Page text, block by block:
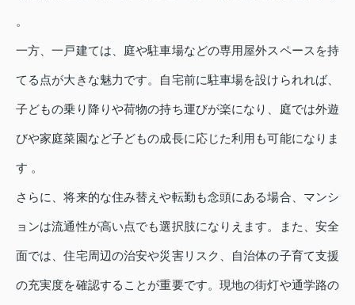
。
一方、一戸建ては、庭や駐車場などの専用屋外スペースを持
てる点が大きな魅力です。自宅前に駐車場を設けられれば、
子どもの乗り降りや荷物の持ち運びが楽になり、庭では外遊
びや家庭菜園など子どもの成長に応じた利用も可能になりま
す 。
さらに、将来的な住み替えや転勤も念頭にある場合、マンシ
ョンは流通性が高い点でも選択肢になりえます。また、安全
面では、住宅周辺の治安や災害リスク、自治体の子育て支援
の充実度を確認することが重要です。現地の街灯や通学路の